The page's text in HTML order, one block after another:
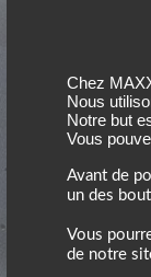
Chez
Nous
Notre but
Vous
Avant de
un des
Vous
de notre